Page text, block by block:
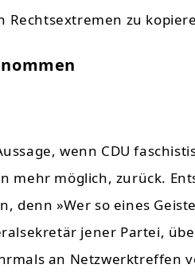
Rechtsextremen zu
wenn CDU
mehr möglich, zurück.
denn »Wer so eines
jener Partei,
an Netzwerktreffen